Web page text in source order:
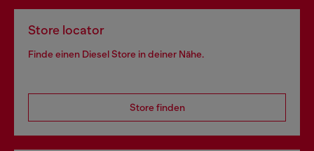
Store locator
Finde einen Diesel Store in deiner Nähe.
Store finden